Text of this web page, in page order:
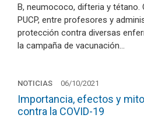
B, neumococo, difteria y tétano.
PUCP, entre profesores y
protección contra diversas
la campaña de vacunación…
NOTICIAS 06/10/2021
Importancia, efectos y
contra la COVID-19